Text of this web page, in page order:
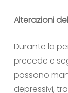
Alterazioni
Durante la
precede e
possono
depressivi,